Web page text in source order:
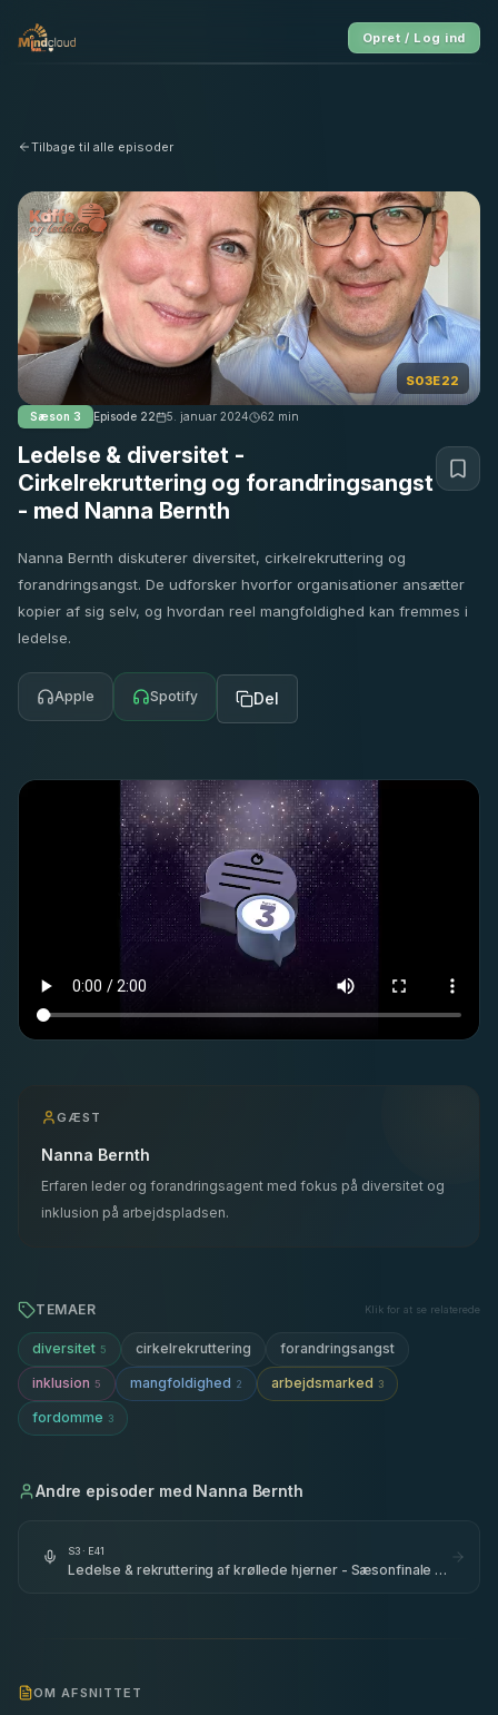
Opret / Log ind
Tilbage til alle episoder
S03E22
Sæson 3 Episode 22 5. januar 2024 62 min
Ledelse & diversitet -
Cirkelrekruttering og forandringsangst
- med Nanna Bernth
Nanna Bernth diskuterer diversitet, cirkelrekruttering og
forandringsangst. De udforsker hvorfor organisationer ansætter
kopier af sig selv, og hvordan reel mangfoldighed kan fremmes i
ledelse.
Apple Spotify Del
GÆST
Nanna Bernth
Erfaren leder og forandringsagent med fokus på diversitet og
inklusion på arbejdspladsen.
TEMAER Klik for at se relaterede
diversitet 5 cirkelrekruttering forandringsangst
inklusion 5 mangfoldighed 2 arbejdsmarked 3
fordomme 3
Andre episoder med Nanna Bernth
S3 · E41
Ledelse & rekruttering af krøllede hjerner - Sæsonfinale -
OM AFSNITTET